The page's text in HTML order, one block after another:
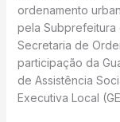
ordenamento
pela Subprefeitura
Secretaria de
participação da
de Assistência
Executiva Local